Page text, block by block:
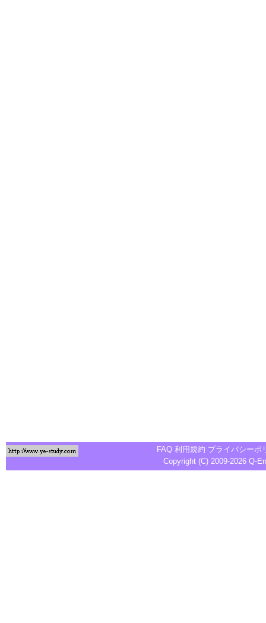
FAQ 利用規約 プライバシーポ
Copyright (C) 2009-2026 Q-